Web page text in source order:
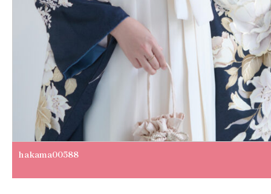
hakama00588